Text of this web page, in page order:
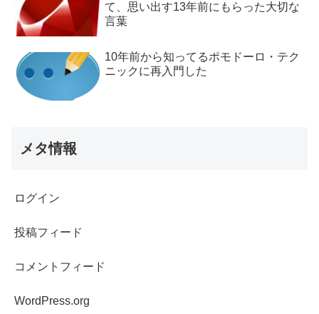
て、思い出す13年前にもらった大切な
言葉
10年前から知ってるポモドーロ・テク
ニックに再入門した
メタ情報
ログイン
投稿フィード
コメントフィード
WordPress.org